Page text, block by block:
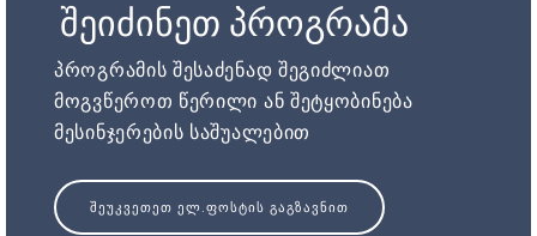
შეიძინეთ პროგრამა
პროგრამის შესაძენად შეგიძლიათ
მოგვწეროთ წერილი ან შეტყობინება
მესინჯერების საშუალებით
ᲨᲔᲣᲙᲕᲔᲗᲔᲗ ᲔᲚ.ᲤᲝᲡᲢᲘᲡ ᲒᲐᲒᲖᲐᲕᲜᲘᲗ